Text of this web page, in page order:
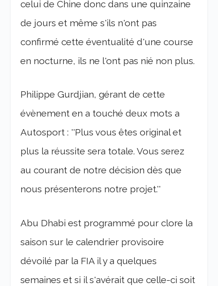
celui de Chine donc dans une quinzaine
de jours et même s'ils n'ont pas
confirmé cette éventualité d'une course
en nocturne, ils ne l'ont pas nié non plus.
Philippe Gurdjian, gérant de cette
évènement en a touché deux mots a
Autosport : ''Plus vous êtes original et
plus la réussite sera totale. Vous serez
au courant de notre décision dès que
nous présenterons notre projet.''
Abu Dhabi est programmé pour clore la
saison sur le calendrier provisoire
dévoilé par la FIA il y a quelques
semaines et si il s'avérait que celle-ci soit